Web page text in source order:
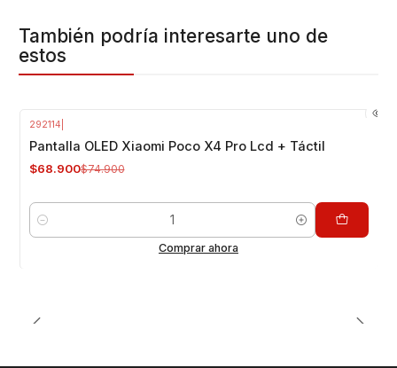
También podría interesarte uno de
estos
292114
Pantalla OLED Xiaomi Poco X4 Pro Lcd + Táctil
$68.900$74.900
Cantidad
Comprar ahora